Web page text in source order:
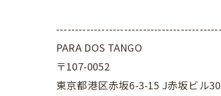
PARA DOS TANGO
〒107-0052
東京都港区赤坂6-3-15 J赤坂ビル